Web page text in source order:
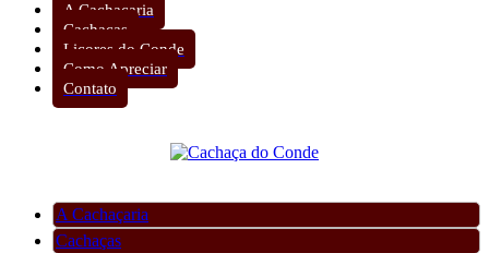
A Cachaçaria
Cachaças
Licores do Conde
Como Apreciar
Contato
A Cachaçaria
Cachaças